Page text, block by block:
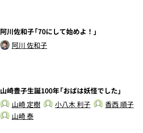
阿川佐和子「70にして始めよ！」
阿川 佐和子
山崎豊子生誕100年「おばは妖怪でした」
山崎 定樹
小八木 利子
香西 順子
山崎 泰